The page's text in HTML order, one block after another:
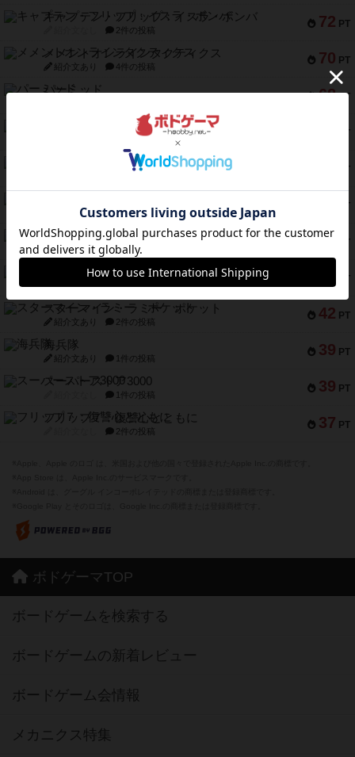
72 PT
キャプテン・フリップ：イスラ・ボンバ
2件の投稿
70 PT
メメントオンラインタクティクス
紹介文あり 4件の投稿
68 PT
パーミッド
PT
1件の投稿
PT
セミファイナル ～お前はまだ生きている～
PT
紹介文あり 18件の投稿
50 PT
クランク! ：冒険者たち（拡張）
紹介文あり 4件の投稿
PT
とうほうの！
紹介文なし 1件の投稿
42 PT
スターマイン・ラミー ポケット
紹介文あり 2件の投稿
39 PT
海兵隊
紹介文あり 1件の投稿
39 PT
スーパーストア3000
1件の投稿
37 PT
フリップ７：復讐心とともに
2件の投稿
ボドゲーマTOP
ボードゲームを検索する
ボードゲームの新着レビュー
ボードゲーム会情報
メカニクス特集